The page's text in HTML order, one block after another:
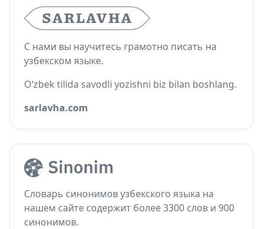
С нами вы научитесь грамотно писать на
узбекском языке.
O‘zbek tilida savodli yozishni biz bilan boshlang.
sarlavha.com
Словарь синонимов узбекского языка на
нашем сайте содержит более 3300 слов и 900
синонимов.